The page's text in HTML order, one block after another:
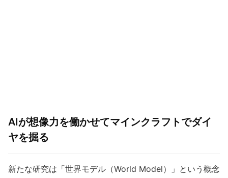
AIが想像力を働かせてマインクラフトでダイ
ヤを掘る
新たな研究は「世界モデル（World Model）」という概念